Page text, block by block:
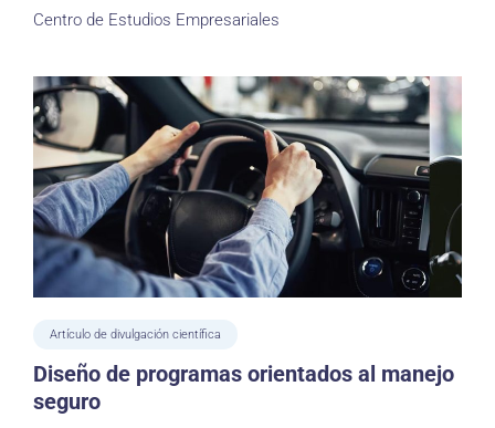
Centro de Estudios Empresariales
Artículo de divulgación científica
Diseño de programas orientados al manejo
seguro